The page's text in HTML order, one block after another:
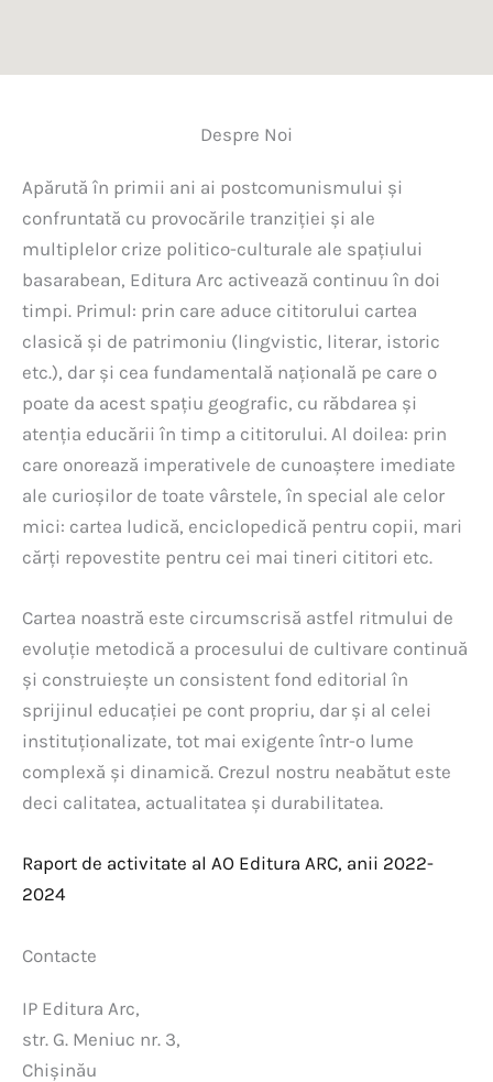
Despre Noi
Apărută în primii ani ai postcomunismului și
confruntată cu provocările tranziției și ale
multiplelor crize politico-culturale ale spațiului
basarabean, Editura Arc activează continuu în doi
timpi. Primul: prin care aduce cititorului cartea
clasică și de patrimoniu (lingvistic, literar, istoric
etc.), dar și cea fundamentală națională pe care o
poate da acest spațiu geografic, cu răbdarea și
atenția educării în timp a cititorului. Al doilea: prin
care onorează imperativele de cunoaștere imediate
ale curioșilor de toate vârstele, în special ale celor
mici: cartea ludică, enciclopedică pentru copii, mari
cărți repovestite pentru cei mai tineri cititori etc.
Cartea noastră este circumscrisă astfel ritmului de
evoluție metodică a procesului de cultivare continuă
și construiește un consistent fond editorial în
sprijinul educației pe cont propriu, dar și al celei
instituționalizate, tot mai exigente într-o lume
complexă și dinamică. Crezul nostru neabătut este
deci calitatea, actualitatea și durabilitatea.
Raport de activitate al AO Editura ARC, anii 2022-
2024
Contacte
IP Editura Arc,
str. G. Meniuc nr. 3,
Chișinău